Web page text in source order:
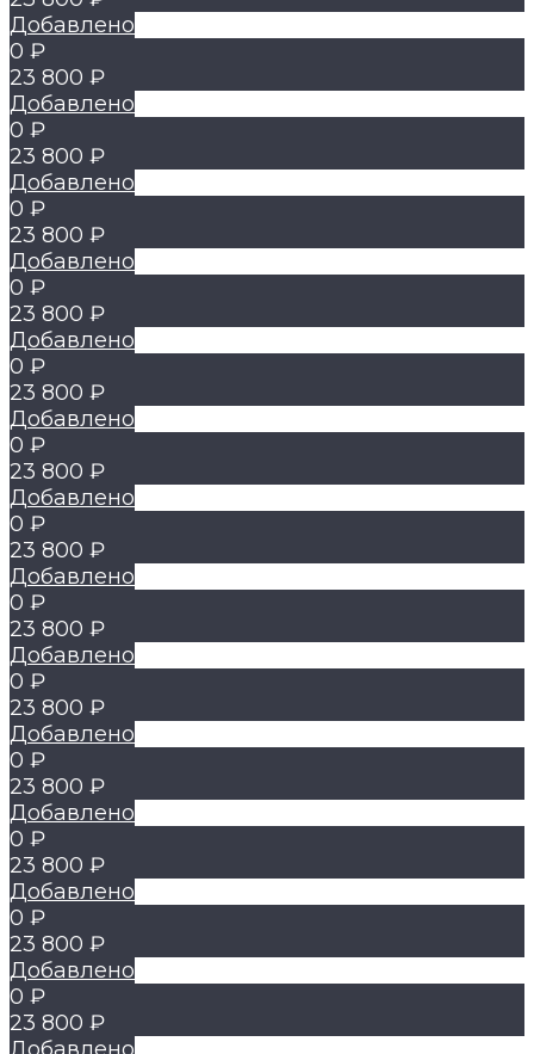
Добавлено
0 ₽
23 800 ₽
Добавлено
0 ₽
23 800 ₽
Добавлено
0 ₽
23 800 ₽
Добавлено
0 ₽
23 800 ₽
Добавлено
0 ₽
23 800 ₽
Добавлено
0 ₽
23 800 ₽
Добавлено
0 ₽
23 800 ₽
Добавлено
0 ₽
23 800 ₽
Добавлено
0 ₽
23 800 ₽
Добавлено
0 ₽
23 800 ₽
Добавлено
0 ₽
23 800 ₽
Добавлено
0 ₽
23 800 ₽
Добавлено
0 ₽
23 800 ₽